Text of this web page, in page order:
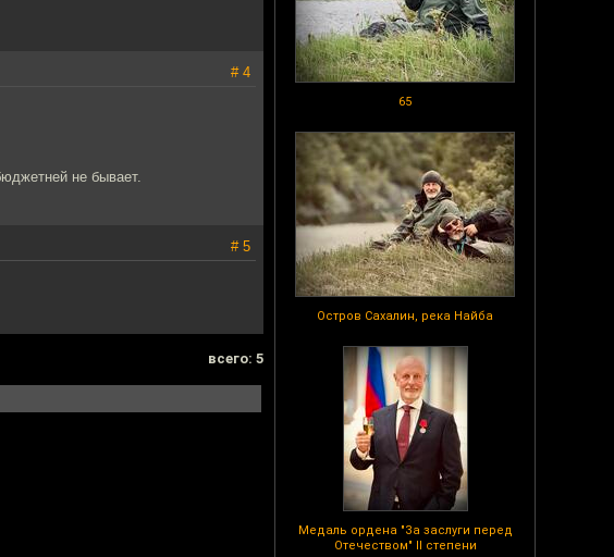
65
Остров Сахалин, река Найба
Медаль ордена "За заслуги перед
Отечеством" II степени
# 4
не бывает.
# 5
всего: 5